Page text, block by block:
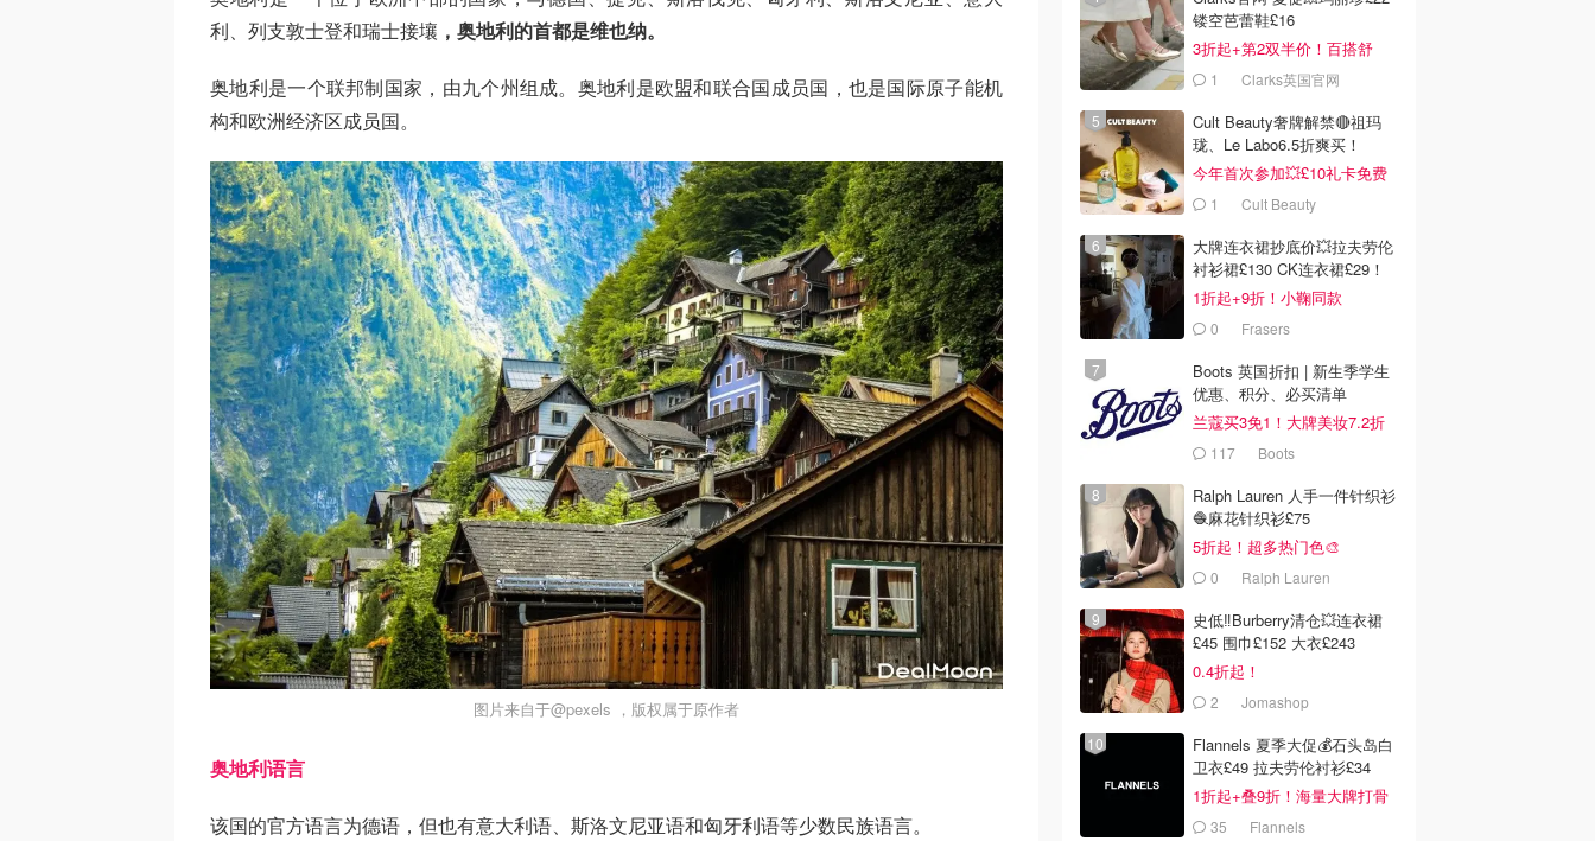
利、列支敦士登和瑞士接壤 ，奥地利的首都是维也纳。
奥地利是一个联邦制国家，由九个州组成。奥地利是欧盟和联合国成员国，也是国际原子能机
构和欧洲经济区成员国。
图片来自于@pexels ，版权属于原作者
奥地利语言
该国的官方语言为德语，但也有意大利语、斯洛文尼亚语和匈牙利语等少数民族语言。
镂空芭蕾鞋£16
3折起+第2双半价！百搭舒
服！1 Clarks英国官网
Cult Beauty奢牌解禁🔴祖玛
珑、Le Labo6.5折爽买！
今年首次参加💥£10礼卡免费
拿 1 Cult Beauty
大牌连衣裙抄底价💥拉夫劳伦
衬衫裙£130 CK连衣裙£29！
1折起+9折！小鞠同款
Ganni£88
0 Frasers
Boots 英国折扣 | 新生季学生
优惠、积分、必买清单
兰蔻买3免1！大牌美妆7.2折
117 Boots
Ralph Lauren 人手一件针织衫
🧶麻花针织衫£75
5折起！超多热门色🎨
0 Ralph Lauren
史低‼️Burberry清仓💥连衣裙
£45 围巾£152 大衣£243
0.4折起！
2 Jomashop
Flannels 夏季大促💰石头岛白
卫衣£49 拉夫劳伦衬衫£34
1折起+叠9折！海量大牌打骨
折！
35 Flannels